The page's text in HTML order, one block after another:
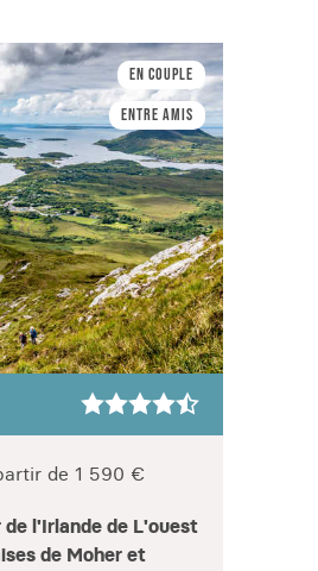
En couple
Entre amis
de 1 590 €
de l'Irlande de L'ouest
de Moher et